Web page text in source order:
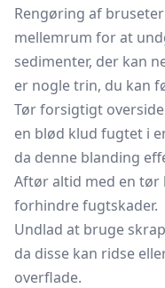
Rengøring af
mellemrum for at
sedimenter, der kan
er nogle trin, du kan
Tør forsigtigt
en blød klud fugtet i
da denne blanding
Aftør altid med en
forhindre fugtskader.
Undlad at bruge
da disse kan ridse
overflade.